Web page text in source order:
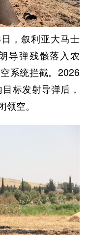
，叙利亚大马士
导弹残骸落入农
系统拦截。2026
标发射导弹后，
空。